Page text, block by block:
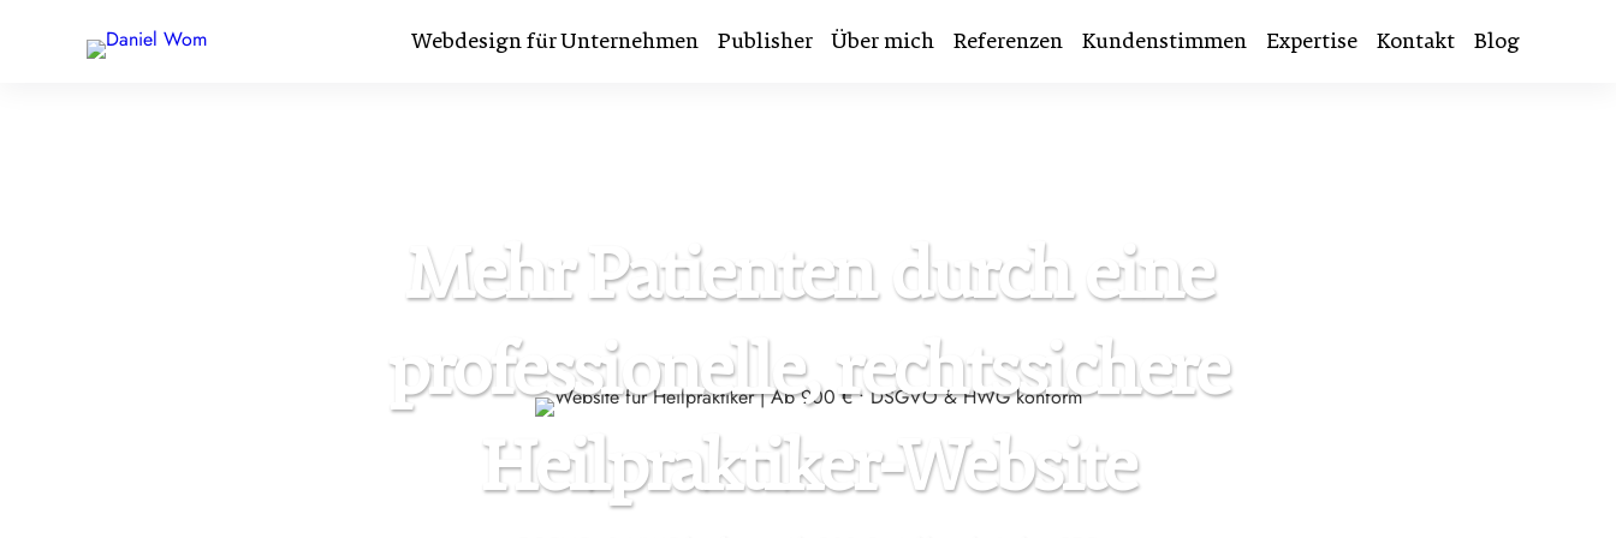
Webdesign für Unternehmen Publisher Über mich Referenzen Kundenstimmen Expertise Kontakt Blog
Mehr Patienten durch eine
professionelle, rechtssichere
Heilpraktiker-Website